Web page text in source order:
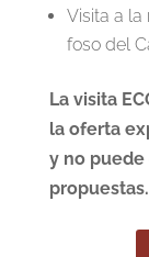
Visita a la
foso del
La visita
la oferta
y no
propuestas.